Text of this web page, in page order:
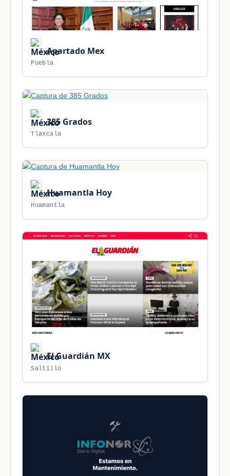
Apartado Mex
Puebla
385 Grados
Tlaxcala
Huamantla Hoy
Huamantla
El Guardián MX
Saltillo